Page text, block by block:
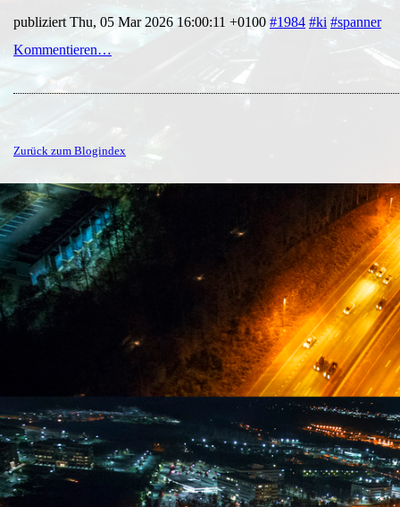
publiziert Thu, 05 Mar 2026 16:00:11 +0100 #1984 #ki #spanner
Kommentieren…
Zurück zum Blogindex